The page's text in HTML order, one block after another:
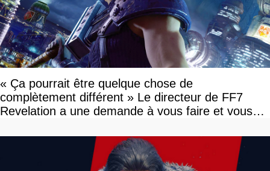
« Ça pourrait être quelque chose de
complètement différent » Le directeur de FF7
Revelation a une demande à vous faire et vous